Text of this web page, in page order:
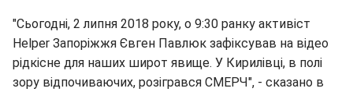
"Сьогодні, 2 липня 2018 року, о 9:30 ранку активіст
Helper Запоріжжя Євген Павлюк зафіксував на відео
рідкісне для наших широт явище. У Кирилівці, в полі
зору відпочиваючих, розігрався СМЕРЧ", - сказано в